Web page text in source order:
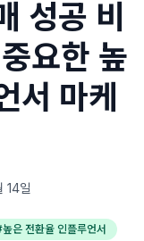
성공 비
요한 높
서 마케
14일
높은 전환율 인플루언서